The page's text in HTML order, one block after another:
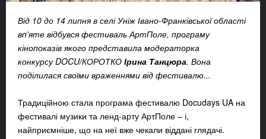
Від 10 до 14 липня в селі Уніж Івано-Франківської області
вп'яте відбувся фестиваль АртПоле, програму
кінопоказів якого представила модераторка
конкурсу DOCU/КОРОТКО Ірина Танцюра. Вона
поділилася своїми враженнями від фестивалю...
Традиційною стала програма фестивалю Docudays UA на
фестивалі музики та ленд-арту АртПоле – і,
найприємніше, що на неї вже чекали віддані глядачі.